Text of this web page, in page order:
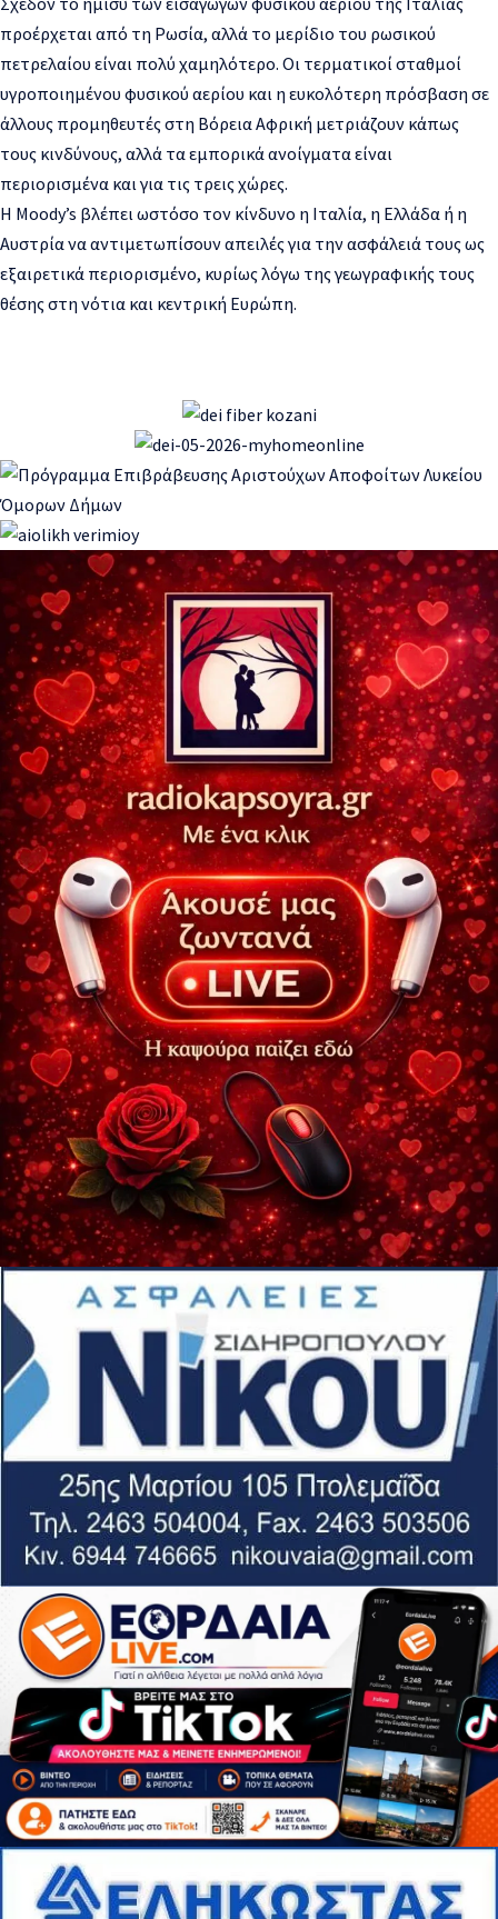
προέρχεται από τη Ρωσία, αλλά το μερίδιο του ρωσικού
πετρελαίου είναι πολύ χαμηλότερο. Οι τερματικοί σταθμοί
υγροποιημένου φυσικού αερίου και η ευκολότερη πρόσβαση σε
άλλους προμηθευτές στη Βόρεια Αφρική μετριάζουν κάπως
τους κινδύνους, αλλά τα εμπορικά ανοίγματα είναι
περιορισμένα και για τις τρεις χώρες.
Η Moody’s βλέπει ωστόσο τον κίνδυνο η Ιταλία, η Ελλάδα ή η
Αυστρία να αντιμετωπίσουν απειλές για την ασφάλειά τους ως
εξαιρετικά περιορισμένο, κυρίως λόγω της γεωγραφικής τους
θέσης στη νότια και κεντρική Ευρώπη.